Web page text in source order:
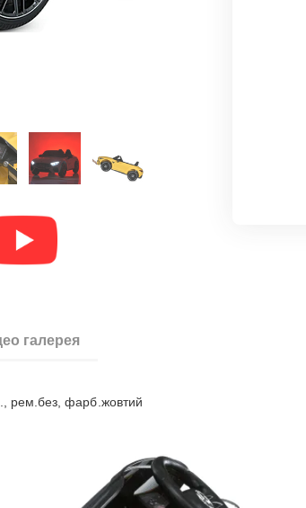
галерея
рем.без, фарб.жовтий